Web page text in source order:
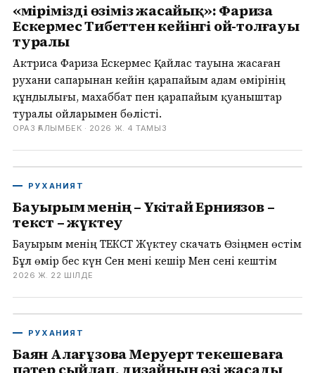
«Өмірімізді өзіміз жасайық»: Фариза
Ескермес Тибеттен кейінгі ой-толғауы
туралы
Актриса Фариза Ескермес Қайлас тауына жасаған
рухани сапарынан кейін қарапайым адам өмірінің
құндылығы, махаббат пен қарапайым қуаныштар
туралы ойларымен бөлісті.
ОРАЗ ҒАЛЫМБЕК · 2026 Ж. 4 ТАМЫЗ
РУХАНИЯТ
Бауырым менің – Үкітай Ерниязов –
текст – жүктеу
Бауырым менің ТЕКСТ Жүктеу скачать Өзіңмен өстім
Бұл өмір бес күн Сен мені кешір Мен сені кештім
2026 Ж. 22 ШІЛДЕ
РУХАНИЯТ
Баян Алағұзова Меруерт Өтекешеваға